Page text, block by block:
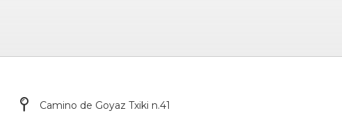
Camino de Goyaz Txiki n.41